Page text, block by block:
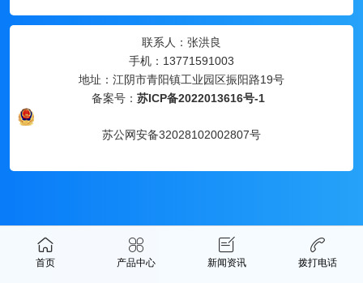
联系人：张洪良
手机：13771591003
地址：江阴市青阳镇工业园区振阳路19号
备案号： 苏ICP备2022013616号-1
苏公网安备32028102002807号
首页 产品中心 新闻资讯 拨打电话